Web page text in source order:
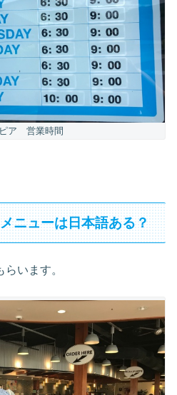
ア 営業時間
ニューは日本語ある？
います。